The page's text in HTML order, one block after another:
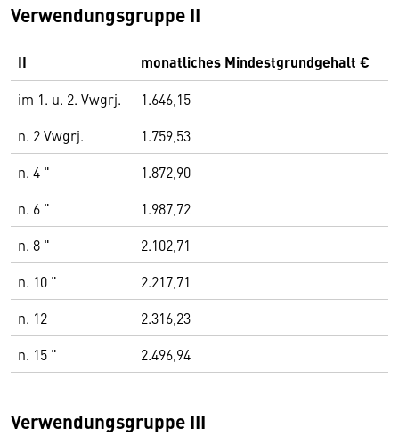
Verwendungsgruppe II
II monatliches Mindestgrundgehalt €
im 1. u. 2. Vwgrj.
1.646,15
n. 2 Vwgrj.
1.759,53
n. 4 "
1.872,90
n. 6 "
1.987,72
n. 8 "
2.102,71
n. 10 "
2.217,71
n. 12
2.316,23
n. 15 "
2.496,94
Verwendungsgruppe III